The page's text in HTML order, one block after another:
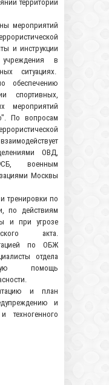
территории
мероприятий
и инструкции
в
ситуациях.
обеспечению
спортивных,
мероприятий
По вопросам
ОВД,
военным
Москвы
тренировки по
по действиям
и при угрозе
акта.
по ОБЖ
отдела
помощь
и план
и
техногенного